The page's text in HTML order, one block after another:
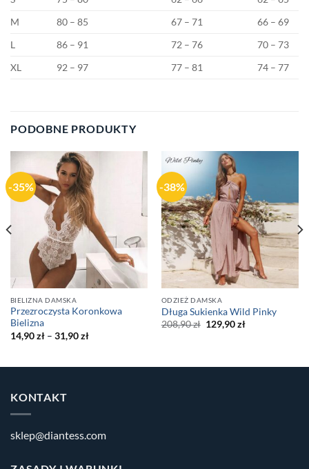
M
80 – 85 67 – 71
66 – 69
L
86 – 91 72 – 76
70 – 73
XL
92 – 97 77 – 81 74 – 77
PODOBNE PRODUKTY
-35%
BIELIZNA DAMSKA
Przezroczysta Koronkowa
Bielizna
14,90zł– 31,90zł
-38%
ODZIEŻ DAMSKA
Długa Sukienka Wild Pinky
208,90zł Original
price
129,90złCurrent
KONTAKT
sklep@diantess.com